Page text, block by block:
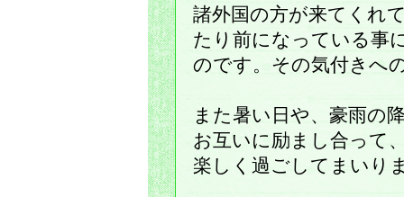
諸外国の方が来てくれ
たり前になっている事
のです。その気付きへ
また暑い日や、豪雨の
お互いに励まし合って
楽しく過ごしてまいり